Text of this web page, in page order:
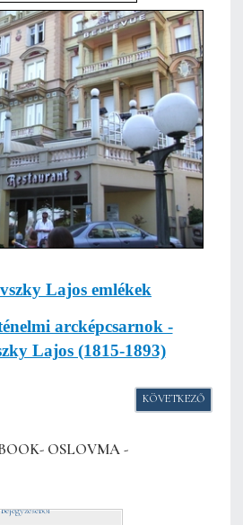
Lajos emlékek
arcképcsarnok -
Lajos (1815-1893)
MATICE SLOVENSKEJ Z PITVAROŠA
KÖVETKEZŐ CIKK:
KÖVETKEZŐ
OSLOVMA -